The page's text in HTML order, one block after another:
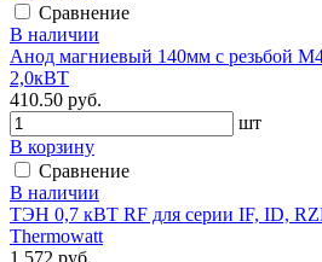
Сравнение
В наличии
Анод магниевый 140мм с резьбой
2,0кВТ
410.50 руб.
шт
В корзину
Сравнение
В наличии
ТЭН 0,7 кВТ RF для серии IF, ID,
Thermowatt
1 572 руб.